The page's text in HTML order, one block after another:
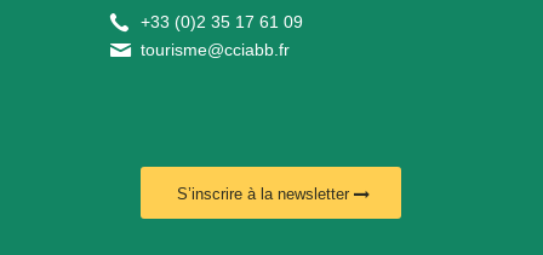
+33 (0)2 35 17 61 09
tourisme@cciabb.fr
S’inscrire à la newsletter